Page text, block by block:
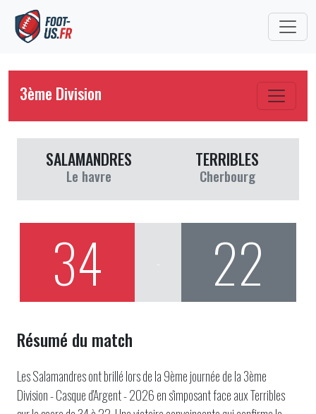
3ème Division
SALAMANDRES
Le havre
TERRIBLES
Cherbourg
34 22
Résumé du match
Les Salamandres ont brillé lors de la 9ème journée de la 3ème
Division - Casque d'Argent - 2026 en s'imposant face aux Terribles